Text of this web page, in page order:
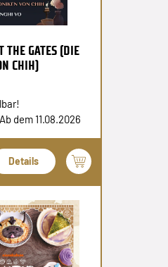
THE GATES (DIE
CHIH)
dem 11.08.2026
Details